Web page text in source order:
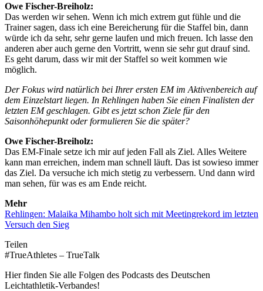
Owe Fischer-Breiholz:
Das werden wir sehen. Wenn ich mich extrem gut fühle und die
Trainer sagen, dass ich eine Bereicherung für die Staffel bin, dann
würde ich da sehr, sehr gerne laufen und mich freuen. Ich lasse den
anderen aber auch gerne den Vortritt, wenn sie sehr gut drauf sind.
Es geht darum, dass wir mit der Staffel so weit kommen wie
möglich.
Der Fokus wird natürlich bei Ihrer ersten EM im Aktivenbereich auf
dem Einzelstart liegen. In Rehlingen haben Sie einen Finalisten der
letzten EM geschlagen. Gibt es jetzt schon Ziele für den
Saisonhöhepunkt oder formulieren Sie die später?
Owe Fischer-Breiholz:
Das EM-Finale setze ich mir auf jeden Fall als Ziel. Alles Weitere
kann man erreichen, indem man schnell läuft. Das ist sowieso immer
das Ziel. Da versuche ich mich stetig zu verbessern. Und dann wird
man sehen, für was es am Ende reicht.
Mehr
Rehlingen: Malaika Mihambo holt sich mit Meetingrekord im letzten
Versuch den Sieg
Teilen
#TrueAthletes – TrueTalk
Hier finden Sie alle Folgen des Podcasts des Deutschen
Leichtathletik-Verbandes!